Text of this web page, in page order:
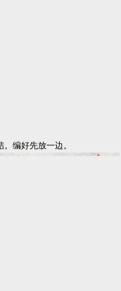
编好先放一边。